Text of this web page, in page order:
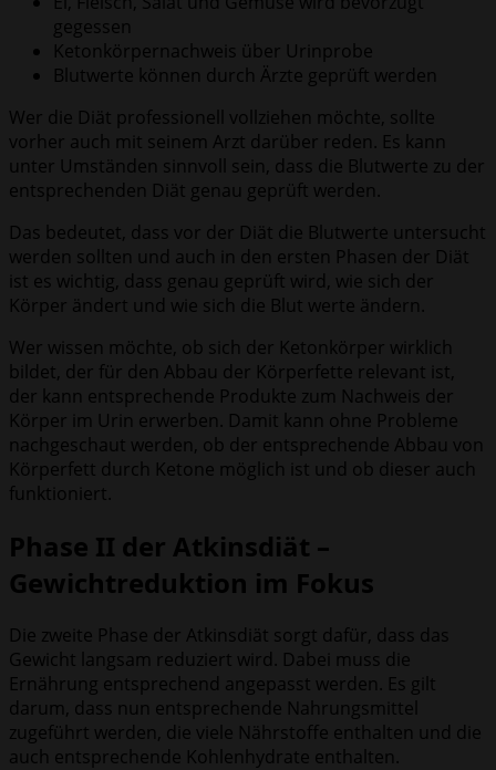
gegessen
Ketonkörpernachweis über Urinprobe
Blutwerte können durch Ärzte geprüft werden
Wer die Diät professionell vollziehen möchte, sollte
vorher auch mit seinem Arzt darüber reden. Es kann
unter Umständen sinnvoll sein, dass die Blutwerte zu der
entsprechenden Diät genau geprüft werden.
Das bedeutet, dass vor der Diät die Blutwerte untersucht
werden sollten und auch in den ersten Phasen der Diät
ist es wichtig, dass genau geprüft wird, wie sich der
Körper ändert und wie sich die Blut werte ändern.
Wer wissen möchte, ob sich der Ketonkörper wirklich
bildet, der für den Abbau der Körperfette relevant ist,
der kann entsprechende Produkte zum Nachweis der
Körper im Urin erwerben. Damit kann ohne Probleme
nachgeschaut werden, ob der entsprechende Abbau von
Körperfett durch Ketone möglich ist und ob dieser auch
funktioniert.
Phase II der Atkinsdiät –
Gewichtreduktion im Fokus
Die zweite Phase der Atkinsdiät sorgt dafür, dass das
Gewicht langsam reduziert wird. Dabei muss die
Ernährung entsprechend angepasst werden. Es gilt
darum, dass nun entsprechende Nahrungsmittel
zugeführt werden, die viele Nährstoffe enthalten und die
auch entsprechende Kohlenhydrate enthalten.